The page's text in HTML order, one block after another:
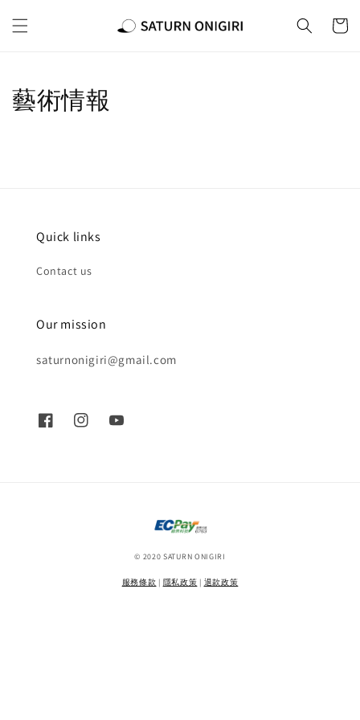
藝術情報
Quick links
Contact us
Our mission
saturnonigiri@gmail.com
© 2020 SATURN ONIGIRI
服務條款 | 隱私政策 | 退款政策